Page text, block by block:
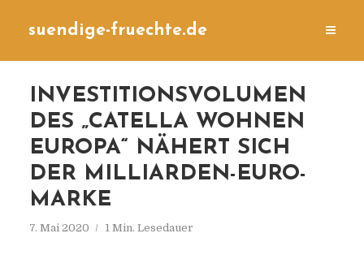
suendige-fruechte.de
INVESTITIONSVOLUMEN
DES „CATELLA WOHNEN
EUROPA“ NÄHERT SICH
DER MILLIARDEN-EURO-
MARKE
7. Mai 2020 1 Min. Lesedauer